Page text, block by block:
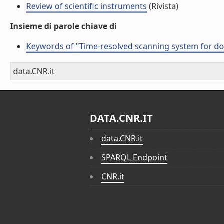
Review of scientific instruments (Rivista)
Insieme di parole chiave di
Keywords of "Time-resolved scanning system for
data.CNR.it
DATA.CNR.IT
data.CNR.it
SPARQL Endpoint
CNR.it